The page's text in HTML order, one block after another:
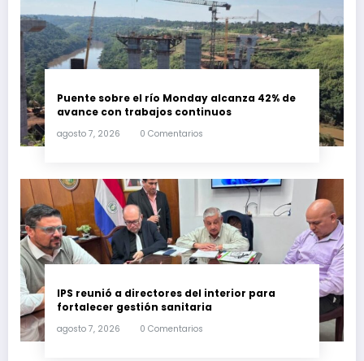
Puente sobre el río Monday alcanza 42% de
avance con trabajos continuos
agosto 7, 2026 0 Comentarios
IPS reunió a directores del interior para
fortalecer gestión sanitaria
agosto 7, 2026 0 Comentarios